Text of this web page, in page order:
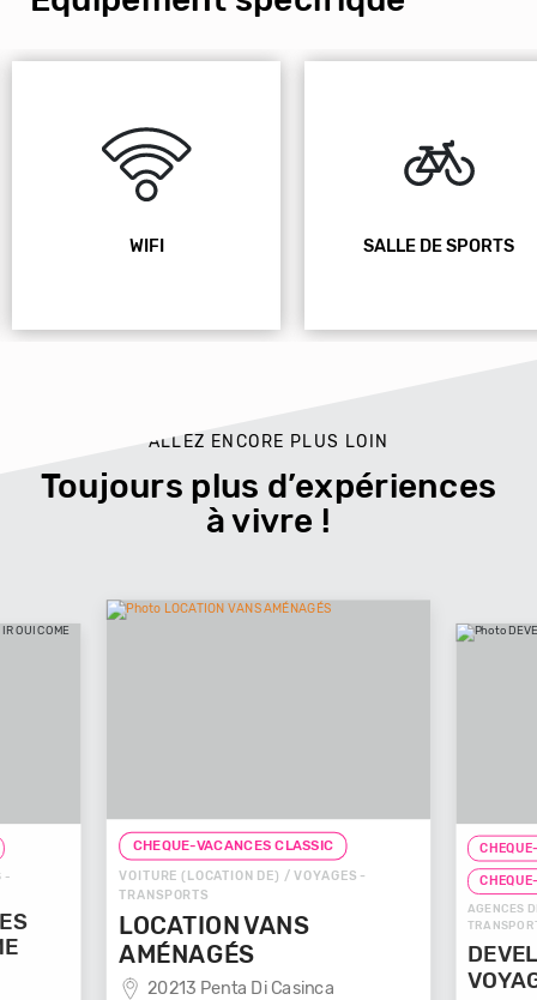
WIFI SALLE DE SPORTS
ALLEZ ENCORE PLUS LOIN
Toujours plus d’expériences
à vivre !
-
CHEQUE-VACANCES CLASSIC
VOITURE (LOCATION DE) / VOYAGES -
TRANSPORTS
LOCATION VANS
AMÉNAGÉS
20213 Penta Di Casinca
AGENCES